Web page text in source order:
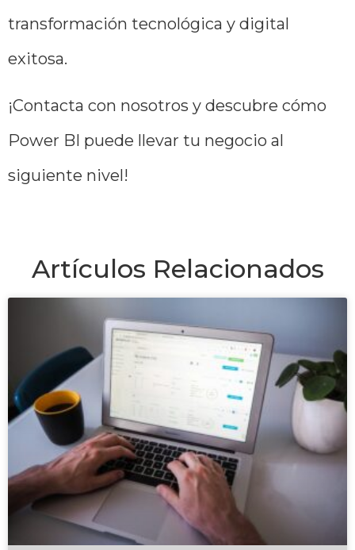
transformación tecnológica y digital
exitosa.
¡Contacta con nosotros y descubre cómo
Power BI puede llevar tu negocio al
siguiente nivel!
Artículos Relacionados